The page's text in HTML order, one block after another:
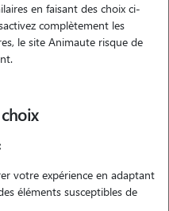
en faisant des choix ci-
complètement les
le site Animaute risque de
votre expérience en adaptant
éléments susceptibles de